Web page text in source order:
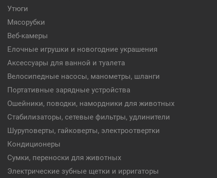
Утюги
Мясорубки
Веб-камеры
Елочные игрушки и новогодние украшения
Аксессуары для ванной и туалета
Велосипедные насосы, манометры, шланги
Портативные зарядные устройства
Ошейники, поводки, намордники для животных
Стабилизаторы, сетевые фильтры, удлинители
Шуруповерты, гайковерты, электроотвертки
Кондиционеры
Сумки, переноски для животных
Электрические зубные щетки и ирригаторы